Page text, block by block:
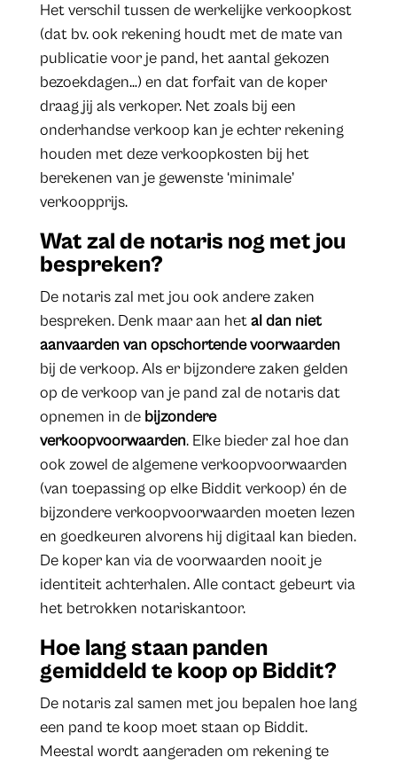
Het verschil tussen de werkelijke verkoopkost
(dat bv. ook rekening houdt met de mate van
publicatie voor je pand, het aantal gekozen
bezoekdagen…) en dat forfait van de koper
draag jij als verkoper. Net zoals bij een
onderhandse verkoop kan je echter rekening
houden met deze verkoopkosten bij het
berekenen van je gewenste ‘minimale’
verkoopprijs.
Wat zal de notaris nog met jou
bespreken?
De notaris zal met jou ook andere zaken
bespreken. Denk maar aan hetal dan niet
aanvaarden van opschortende voorwaarden
bij de verkoop. Als er bijzondere zaken gelden
op de verkoop van je pand zal de notaris dat
opnemen in de bijzondere
verkoopvoorwaarden. Elke bieder zal hoe dan
ook zowel de algemene verkoopvoorwaarden
(van toepassing op elke Biddit verkoop) én de
bijzondere verkoopvoorwaarden moeten lezen
en goedkeuren alvorens hij digitaal kan bieden.
De koper kan via de voorwaarden nooit je
identiteit achterhalen. Alle contact gebeurt via
het betrokken notariskantoor.
Hoe lang staan panden
gemiddeld te koop op Biddit?
De notaris zal samen met jou bepalen hoe lang
een pand te koop moet staan op Biddit.
Meestal wordt aangeraden om rekening te